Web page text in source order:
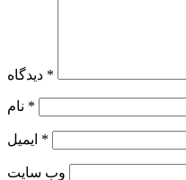
*
*
*
وب‌ سایت